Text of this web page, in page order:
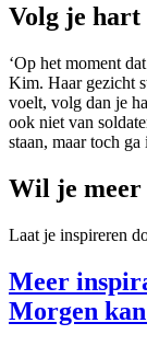
Volg je hart
‘Op het moment
Kim. Haar gezicht
voelt, volg dan je
ook niet van
staan, maar toch
Wil je meer
Laat je inspireren
Meer
Morgen